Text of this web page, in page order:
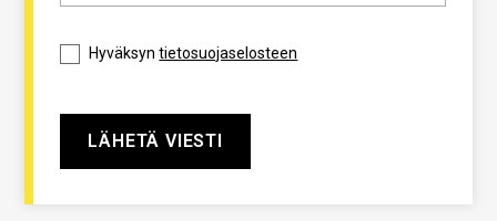
Hyväksyntietosuojaselosteen